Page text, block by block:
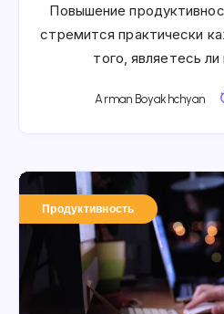
Повышение
стремится практически
того, являетесь
Arman Boyakhchyan
Продуктивность